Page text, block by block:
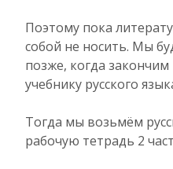
Поэтому пока
собой не носить. Мы
позже, когда
учебнику русского
Тогда мы возьмём
рабочую тетрадь 2